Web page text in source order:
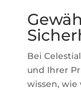
Bei
und Ihrer
wissen,